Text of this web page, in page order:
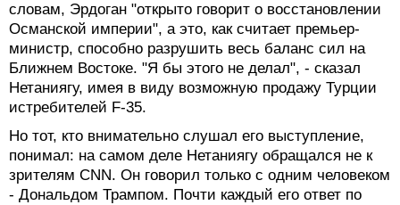
словам, Эрдоган "открыто говорит о восстановлении
Османской империи", а это, как считает премьер-
министр, способно разрушить весь баланс сил на
Ближнем Востоке. "Я бы этого не делал", - сказал
Нетаниягу, имея в виду возможную продажу Турции
истребителей F-35.
Но тот, кто внимательно слушал его выступление,
понимал: на самом деле Нетаниягу обращался не к
зрителям CNN. Он говорил только с одним человеком
- Дональдом Трампом. Почти каждый его ответ по